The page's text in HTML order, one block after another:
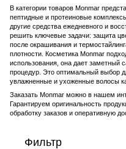
В категории товаров Monmar
пептидные и протеиновые
другие средства ежедневного и
решить ключевые задачи: защита
после окрашивания и
плотности. Косметика Monmar
использования, она дает заметный
процедур. Это оптимальный выбор
увлажненные и ухоженные волосы
Заказать Monmar можно в нашем
Гарантируем оригинальность
обработку заказов и оперативную
Фильтр